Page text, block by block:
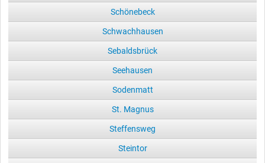
Schönebeck
Schwachhausen
Sebaldsbrück
Seehausen
Sodenmatt
St. Magnus
Steffensweg
Steintor